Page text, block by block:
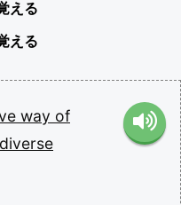
える
える
way of
diverse